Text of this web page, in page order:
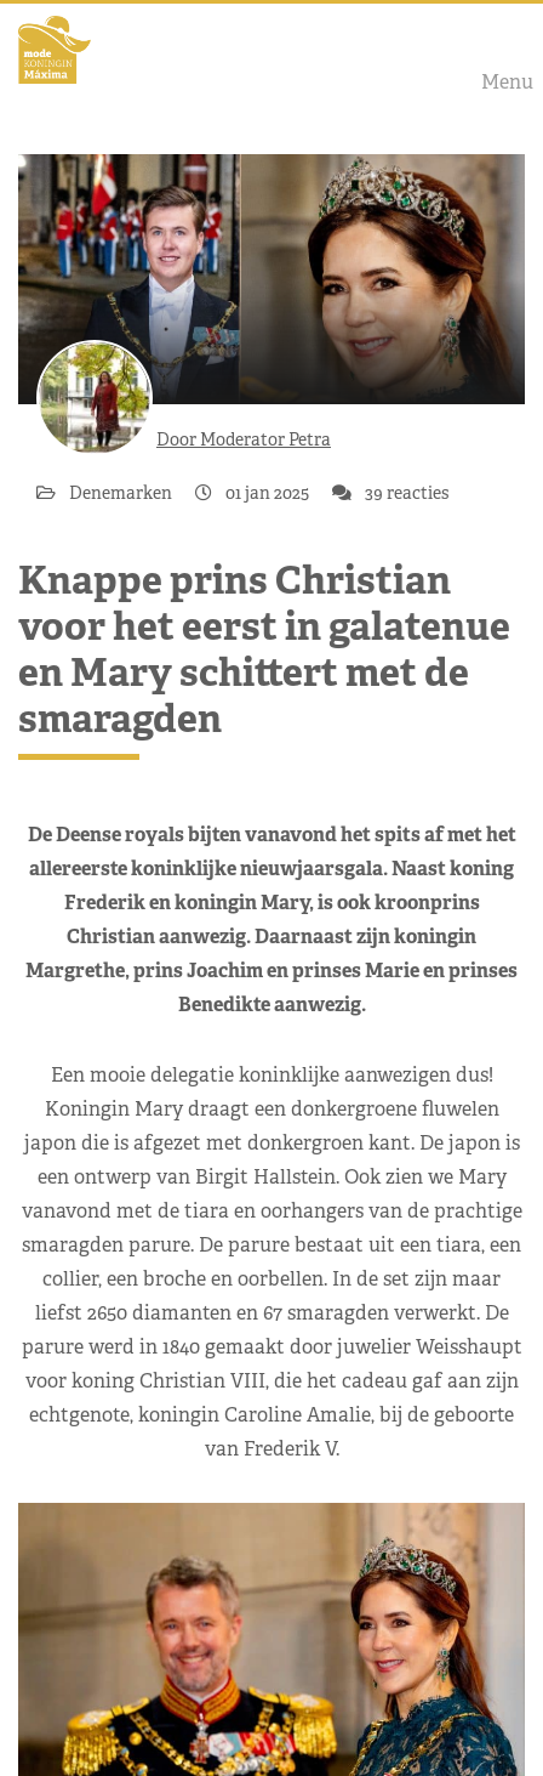
Menu
Door Moderator Petra
Denemarken 01 jan 2025 39 reacties
Knappe prins Christian
voor het eerst in galatenue
en Mary schittert met de
smaragden
De Deense royals bijten vanavond het spits af met het
allereerste koninklijke nieuwjaarsgala. Naast koning
Frederik en koningin Mary, is ook kroonprins
Christian aanwezig. Daarnaast zijn koningin
Margrethe, prins Joachim en prinses Marie en prinses
Benedikte aanwezig.
Een mooie delegatie koninklijke aanwezigen dus!
Koningin Mary draagt een donkergroene fluwelen
japon die is afgezet met donkergroen kant. De japon is
een ontwerp van Birgit Hallstein. Ook zien we Mary
vanavond met de tiara en oorhangers van de prachtige
smaragden parure. De parure bestaat uit een tiara, een
collier, een broche en oorbellen. In de set zijn maar
liefst 2650 diamanten en 67 smaragden verwerkt. De
parure werd in 1840 gemaakt door juwelier Weisshaupt
voor koning Christian VIII, die het cadeau gaf aan zijn
echtgenote, koningin Caroline Amalie, bij de geboorte
van Frederik V.